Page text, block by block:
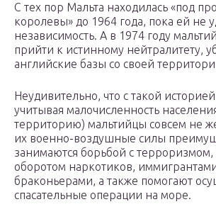
С тех пор Мальта находилась «под
королевы» до 1964 года, пока ей не
независимость. А в 1974 году
прийти к истинному нейтралитету,
английские базы со своей
Неудивительно, что с такой
учитывая малочисленность
территорию) мальтийцы совсем не
их военно-воздушные силы
занимаются борьбой с
оборотом наркотиков,
браконьерами, а также помогают
спасательные операции на море.